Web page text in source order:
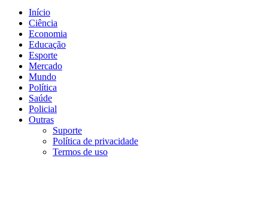
Início
Ciência
Economia
Educação
Esporte
Mercado
Mundo
Política
Saúde
Policial
Outras
Suporte
Política de privacidade
Termos de uso